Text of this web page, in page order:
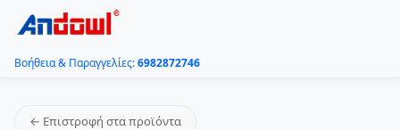
Βοήθεια & Παραγγελίες:6982872746
← Επιστροφή στα προϊόντα